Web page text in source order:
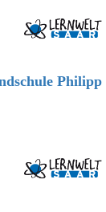
Philipp